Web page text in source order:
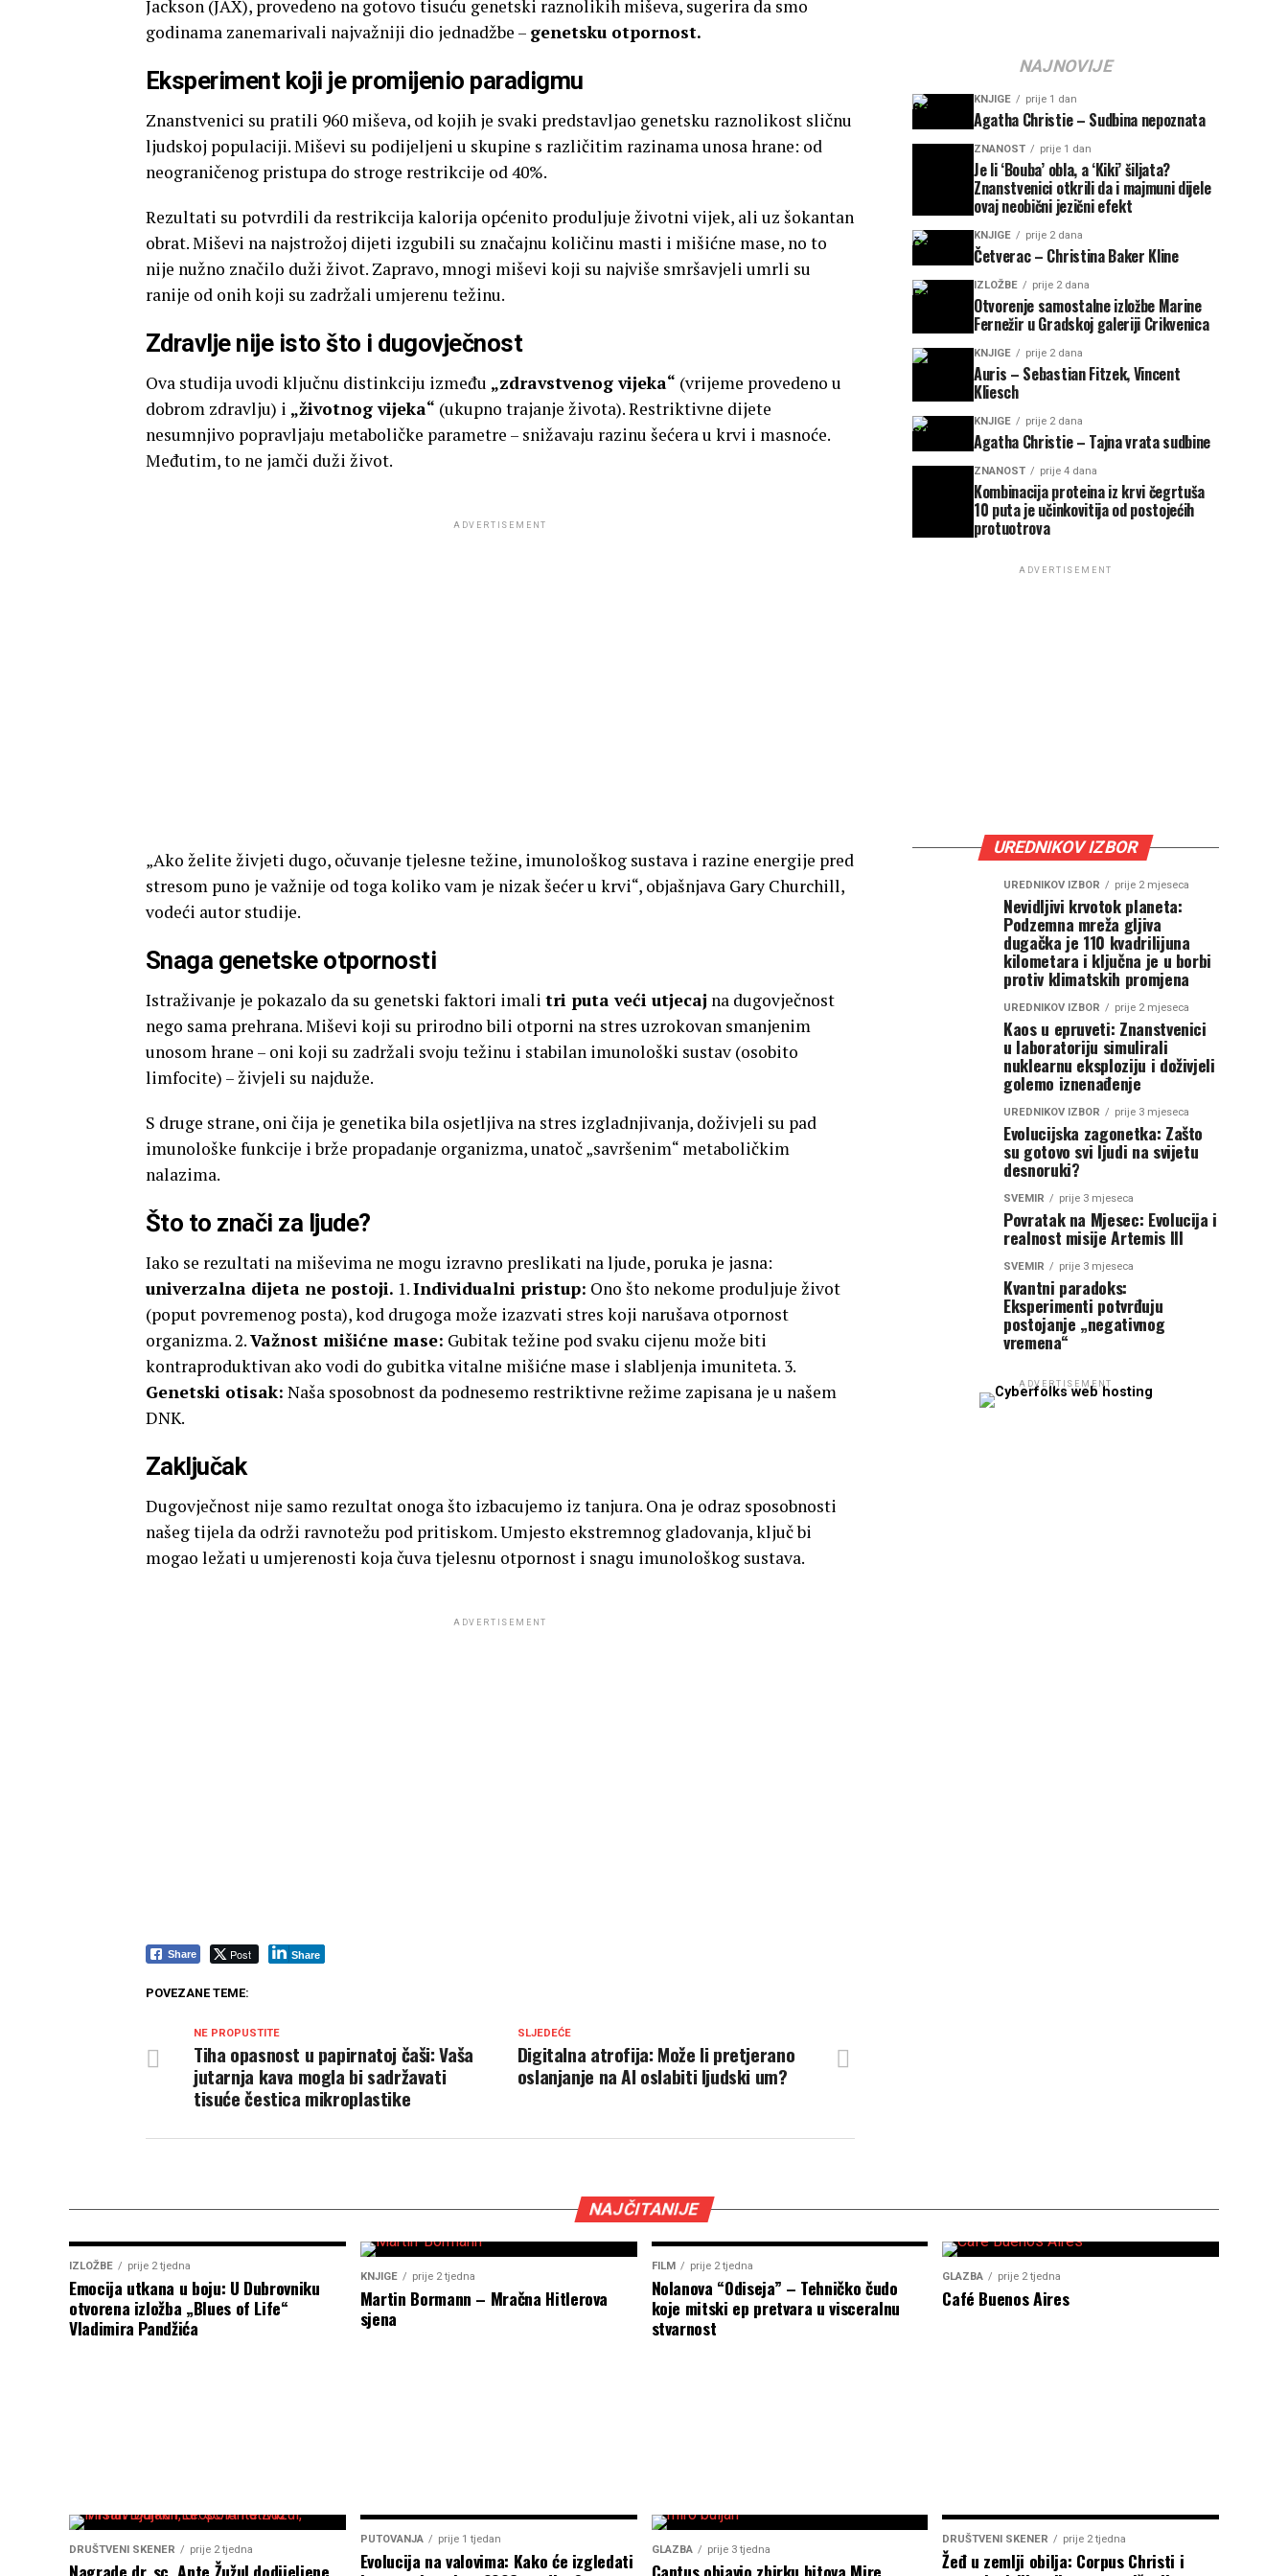
Jackson (JAX), provedeno na gotovo tisuću genetski raznolikih miševa, sugerira da smo
godinama zanemarivali najvažniji dio jednadžbe – genetsku otpornost.
Eksperiment koji je promijenio paradigmu
Znanstvenici su pratili 960 miševa, od kojih je svaki predstavljao genetsku raznolikost sličnu
ljudskoj populaciji. Miševi su podijeljeni u skupine s različitim razinama unosa hrane: od
neograničenog pristupa do stroge restrikcije od 40%.
Rezultati su potvrdili da restrikcija kalorija općenito produljuje životni vijek, ali uz šokantan
obrat. Miševi na najstrožoj dijeti izgubili su značajnu količinu masti i mišićne mase, no to
nije nužno značilo duži život. Zapravo, mnogi miševi koji su najviše smršavjeli umrli su
ranije od onih koji su zadržali umjerenu težinu.
Zdravlje nije isto što i dugovječnost
Ova studija uvodi ključnu distinkciju između „zdravstvenog vijeka“ (vrijeme provedeno u
dobrom zdravlju) i „životnog vijeka“ (ukupno trajanje života). Restriktivne dijete
nesumnjivo popravljaju metaboličke parametre – snižavaju razinu šećera u krvi i masnoće.
Međutim, to ne jamči duži život.
ADVERTISEMENT
„Ako želite živjeti dugo, očuvanje tjelesne težine, imunološkog sustava i razine energije pred
stresom puno je važnije od toga koliko vam je nizak šećer u krvi“, objašnjava Gary Churchill,
vodeći autor studije.
Snaga genetske otpornosti
Istraživanje je pokazalo da su genetski faktori imali tri puta veći utjecaj na dugovječnost
nego sama prehrana. Miševi koji su prirodno bili otporni na stres uzrokovan smanjenim
unosom hrane – oni koji su zadržali svoju težinu i stabilan imunološki sustav (osobito
limfocite) – živjeli su najduže.
S druge strane, oni čija je genetika bila osjetljiva na stres izgladnjivanja, doživjeli su pad
imunološke funkcije i brže propadanje organizma, unatoč „savršenim“ metaboličkim
nalazima.
Što to znači za ljude?
Iako se rezultati na miševima ne mogu izravno preslikati na ljude, poruka je jasna:
univerzalna dijeta ne postoji. 1.Individualni pristup: Ono što nekome produljuje život
(poput povremenog posta), kod drugoga može izazvati stres koji narušava otpornost
organizma. 2.Važnost mišićne mase: Gubitak težine pod svaku cijenu može biti
kontraproduktivan ako vodi do gubitka vitalne mišićne mase i slabljenja imuniteta. 3.
Genetski otisak: Naša sposobnost da podnesemo restriktivne režime zapisana je u našem
DNK.
Zaključak
Dugovječnost nije samo rezultat onoga što izbacujemo iz tanjura. Ona je odraz sposobnosti
našeg tijela da održi ravnotežu pod pritiskom. Umjesto ekstremnog gladovanja, ključ bi
mogao ležati u umjerenosti koja čuva tjelesnu otpornost i snagu imunološkog sustava.
ADVERTISEMENT
Share Post Share
POVEZANE TEME:
SLJEDEĆE
Digitalna atrofija: Može li pretjerano
oslanjanje na AI oslabiti ljudski um?
NE PROPUSTITE
Tiha opasnost u papirnatoj čaši: Vaša
jutarnja kava mogla bi sadržavati
tisuće čestica mikroplastike
NAJNOVIJE
KNJIGE prije 1 dan
Agatha Christie – Sudbina nepoznata
ZNANOST prije 1 dan
Je li ‘Bouba’ obla, a ‘Kiki’ šiljata?
Znanstvenici otkrili da i majmuni dijele
ovaj neobični jezični efekt
KNJIGE prije 2 dana
Četverac – Christina Baker Kline
IZLOŽBE prije 2 dana
Otvorenje samostalne izložbe Marine
Fernežir u Gradskoj galeriji Crikvenica
KNJIGE prije 2 dana
Auris – Sebastian Fitzek, Vincent
Kliesch
KNJIGE prije 2 dana
Agatha Christie – Tajna vrata sudbine
ZNANOST prije 4 dana
Kombinacija proteina iz krvi čegrtuša
10 puta je učinkovitija od postojećih
protuotrova
ADVERTISEMENT
UREDNIKOV IZBOR
UREDNIKOV IZBOR prije 2 mjeseca
Nevidljivi krvotok planeta:
Podzemna mreža gljiva
dugačka je 110 kvadrilijuna
kilometara i ključna je u borbi
protiv klimatskih promjena
UREDNIKOV IZBOR prije 2 mjeseca
Kaos u epruveti: Znanstvenici
u laboratoriju simulirali
nuklearnu eksploziju i doživjeli
golemo iznenađenje
UREDNIKOV IZBOR prije 3 mjeseca
Evolucijska zagonetka: Zašto
su gotovo svi ljudi na svijetu
desnoruki?
SVEMIR prije 3 mjeseca
Povratak na Mjesec: Evolucija i
realnost misije Artemis III
SVEMIR prije 3 mjeseca
Kvantni paradoks:
Eksperimenti potvrđuju
postojanje „negativnog
vremena“
ADVERTISEMENT
NAJČITANIJE
IZLOŽBE prije 2 tjedna
Emocija utkana u boju: U Dubrovniku
otvorena izložba „Blues of Life“
Vladimira Pandžića
KNJIGE prije 2 tjedna
Martin Bormann – Mračna Hitlerova
sjena
FILM prije 2 tjedna
Nolanova “Odiseja” – Tehničko čudo
koje mitski ep pretvara u visceralnu
stvarnost
GLAZBA prije 2 tjedna
Café Buenos Aires
DRUŠTVENI SKENER prije 2 tjedna
PUTOVANJA prije 1 tjedan
Evolucija na valovima: Kako će izgledati
GLAZBA prije 3 tjedna
DRUŠTVENI SKENER prije 2 tjedna
Žeđ u zemlji obilja: Corpus Christi i